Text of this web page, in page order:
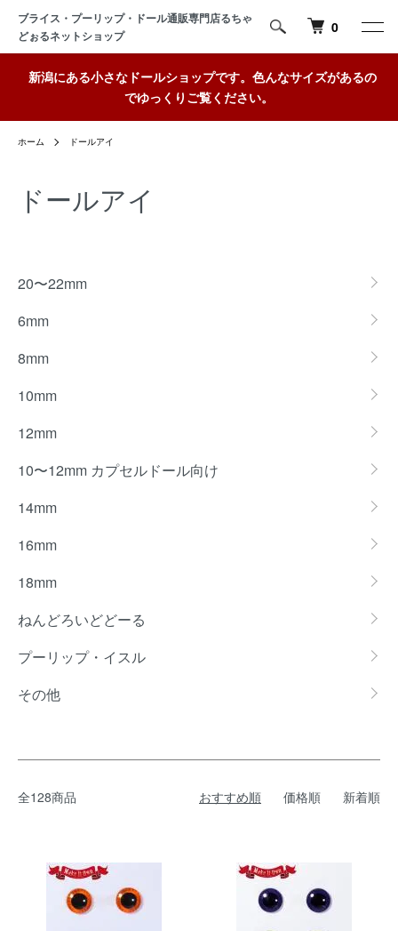
ブライス・プーリップ・ドール通販専門店るちゃ
どぉるネットショップ
0
新潟にある小さなドールショップです。色んなサイズがあるの
でゆっくりご覧ください。
ホーム ドールアイ
ドールアイ
20〜22mm
6mm
8mm
10mm
12mm
10〜12mm カプセルドール向け
14mm
16mm
18mm
ねんどろいどどーる
プーリップ・イスル
その他
全128商品 おすすめ順 価格順 新着順